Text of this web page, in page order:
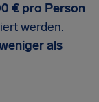
€ pro Person
werden.
als